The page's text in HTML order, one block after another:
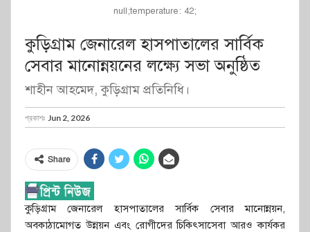
null;temperature: 42;
কুড়িগ্রাম জেনারেল হাসপাতালের সার্বিক
সেবার মানোন্নয়নের লক্ষ্যে সভা অনুষ্ঠিত
শাহীন আহমেদ, কুড়িগ্রাম প্রতিনিধি।
প্রকাশঃ Jun 2, 2026
Share
কুড়িগ্রাম জেনারেল হাসপাতালের সার্বিক সেবার মানোন্নয়ন,
অবকাঠামোগত উন্নয়ন এবং রোগীদের চিকিৎসাসেবা আরও কার্যকর